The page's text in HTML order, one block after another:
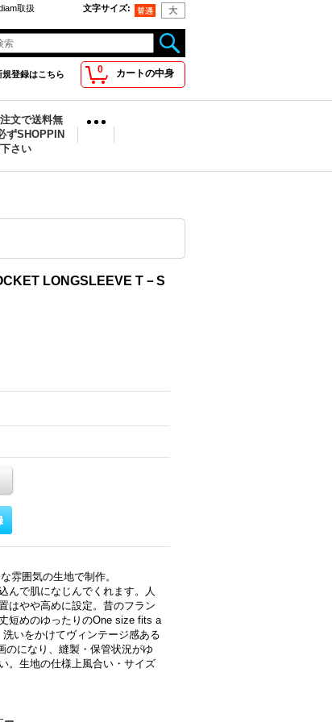
取扱
文字サイズ:
0 カートの中身
規登録はこちら
文で送料無
ずSHOPPIN
さい
LONGSLEEVE T－S
雰囲気の生地で制作。
んで肌になじんでくれます。人
はやや高めに設定。昔のフラン
短めのゆったりのOne size fits a
いをかけてヴィンテージ感ある
のになり、縫製・保管状況がゆ
。生地の仕様上風合い・サイズ